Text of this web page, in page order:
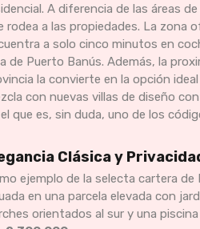
A diferencia de las áreas
rodea a las propiedades. La zona
a solo cinco minutos en
de Puerto Banús. Además, la
la convierte en la opción
con nuevas villas de diseño
que es, sin duda, uno de los
Clásica y
ejemplo de la selecta cartera
en una parcela elevada con
orientados al sur y una